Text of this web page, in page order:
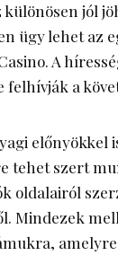
jól
ügy lehet az
A
a
előnyökkel
tehet szert
oldalairól
Mindezek